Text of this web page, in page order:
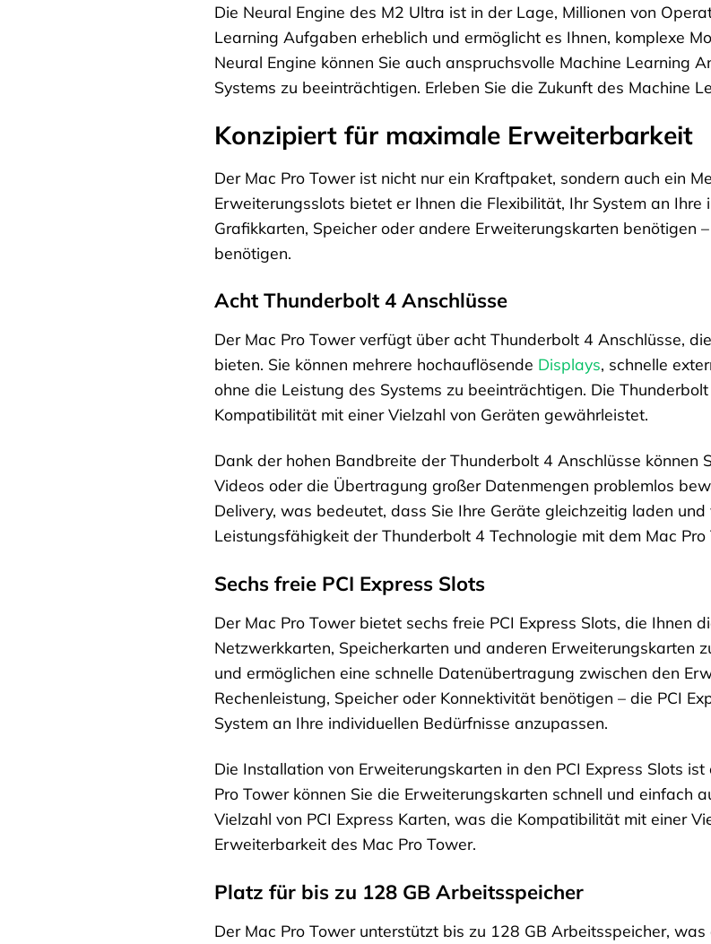
Die Neural Engine des M2 Ultra ist in der Lage, Millionen von
Learning Aufgaben erheblich und ermöglicht es Ihnen, komplexe
Neural Engine können Sie auch anspruchsvolle Machine Learning
Systems zu beeinträchtigen. Erleben Sie die Zukunft des Machine
Konzipiert für maximale Erweiterbarkeit
Der Mac Pro Tower ist nicht nur ein Kraftpaket, sondern auch ein
Erweiterungsslots bietet er Ihnen die Flexibilität, Ihr System an
Grafikkarten, Speicher oder andere Erweiterungskarten benötigen
benötigen.
Acht Thunderbolt 4 Anschlüsse
Der Mac Pro Tower verfügt über acht Thunderbolt 4 Anschlüsse,
bieten. Sie können mehrere hochauflösende Displays, schnelle
ohne die Leistung des Systems zu beeinträchtigen. Die
Kompatibilität mit einer Vielzahl von Geräten gewährleistet.
Dank der hohen Bandbreite der Thunderbolt 4 Anschlüsse
Videos oder die Übertragung großer Datenmengen problemlos
Delivery, was bedeutet, dass Sie Ihre Geräte gleichzeitig laden
Leistungsfähigkeit der Thunderbolt 4 Technologie mit dem Mac Pro
Sechs freie PCI Express Slots
Der Mac Pro Tower bietet sechs freie PCI Express Slots, die Ihnen
Netzwerkkarten, Speicherkarten und anderen Erweiterungskarten
und ermöglichen eine schnelle Datenübertragung zwischen den
Rechenleistung, Speicher oder Konnektivität benötigen – die PCI
System an Ihre individuellen Bedürfnisse anzupassen.
Die Installation von Erweiterungskarten in den PCI Express Slots
Pro Tower können Sie die Erweiterungskarten schnell und einfach
Vielzahl von PCI Express Karten, was die Kompatibilität mit einer
Erweiterbarkeit des Mac Pro Tower.
Platz für bis zu 128 GB Arbeitsspeicher
Der Mac Pro Tower unterstützt bis zu 128 GB Arbeitsspeicher,